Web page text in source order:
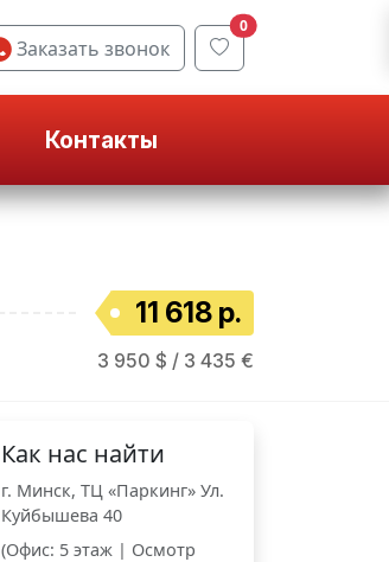
Заказать звонок
0
Контакты
11 618 р.
3 950 $ / 3 435 €
Как нас найти
г. Минск, ТЦ «Паркинг» Ул.
Куйбышева 40
(Офис: 5 этаж | Осмотр